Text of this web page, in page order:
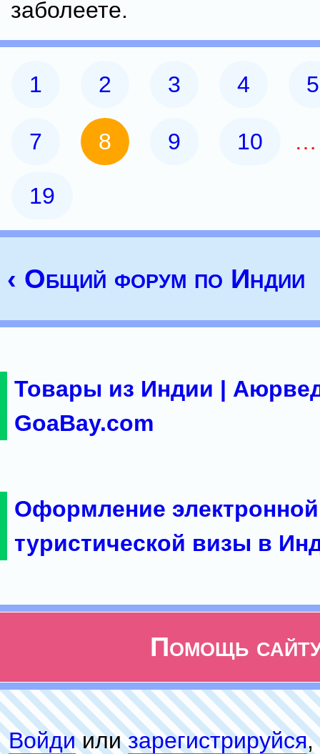
заболеете.
1 2 3 4 5
7 8 9 10
19
‹ Общий форум по Индии
Товары из Индии |
GoaBay.com
Оформление электронной
туристической визы в
Помощь
Войдиилизарeгиcтpируйся,